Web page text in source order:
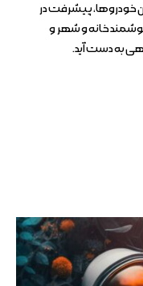
خودروها، پیشرفت در
خانه و شهر و
به دست آید.